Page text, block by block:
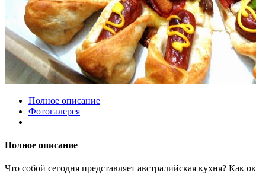
Полное описание
Фотогалерея
Полное описание
Что собой сегодня представляет австралийская кухня? Как